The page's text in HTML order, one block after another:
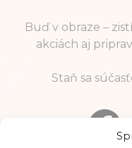
Buď v obraze –
akciách aj
Staň sa